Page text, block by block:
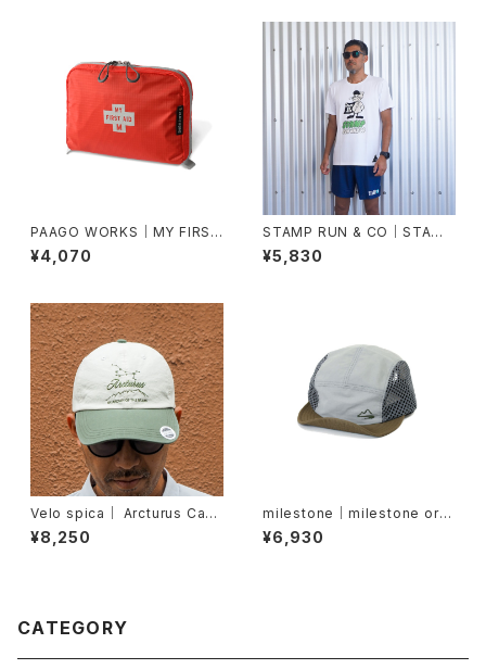
PAAGO WORKS｜MY FIRST
AID （M）
¥4,070
STAMP RUN & CO｜STAMP
GRAPHIC RUN TEE (DIET O
R DIE)
¥5,830
Velo spica｜ Arcturus Cap
col. Green
¥8,250
milestone｜milestone orig
inal cap MSC-018（グレーカ
ーキ）
¥6,930
CATEGORY